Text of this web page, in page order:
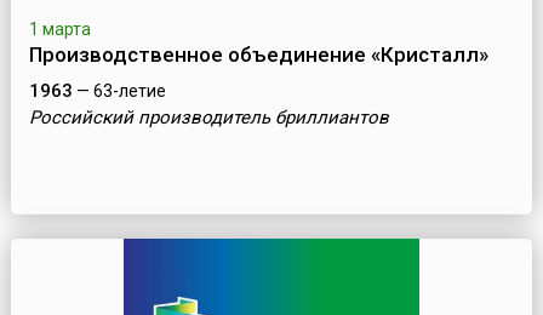
1 марта
Производственное объединение «Кристалл»
1963 — 63-летие
Российский производитель бриллиантов